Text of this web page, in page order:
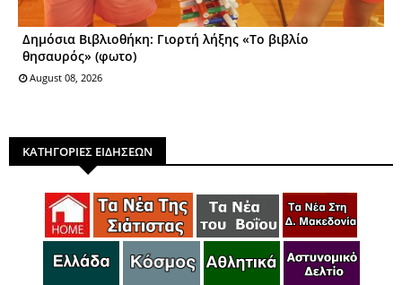
Δημόσια Βιβλιοθήκη: Γιορτή λήξης «Το βιβλίο
θησαυρός» (φωτο)
August 08, 2026
ΚΑΤΗΓΟΡΙΕΣ ΕΙΔΗΣΕΩΝ